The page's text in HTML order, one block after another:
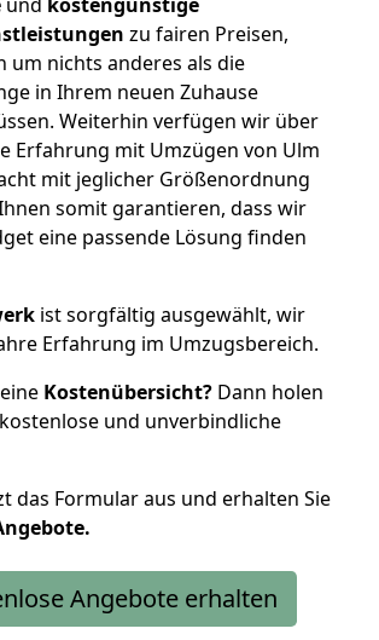
zu fairen Preisen,
um nichts anderes als die
in Ihrem neuen Zuhause
Weiterhin verfügen wir über
Erfahrung mit Umzügen von Ulm
mit jeglicher Größenordnung
somit garantieren, dass wir
eine passende Lösung finden
ist sorgfältig ausgewählt, wir
Erfahrung im Umzugsbereich.
Kostenübersicht? Dann holen
und unverbindliche
das Formular aus und erhalten Sie
Angebote erhalten